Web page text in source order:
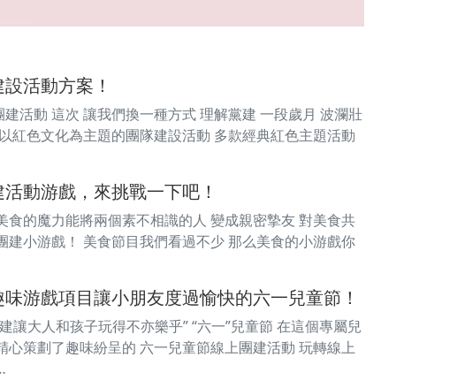
活動方案！
活動 這次 讓我們換一種方式 理解黨建 一段歲月 波瀾壯
紅色文化為主題的團隊建設活動 多款經典紅色主題活動
動游戲，來挑戰一下吧！
的魔力能將兩個素不相識的人 變成親密摯友 對美食共
小游戲！ 美食節目我們看過不少 那么美食的小游戲你
游戲項目讓小朋友度過愉快的六一兒童節！
讓大人和孩子玩得不亦樂乎” “六一”兒童節 在這個專屬兒
策劃了趣味紛呈的 六一兒童節線上團建活動 玩轉線上